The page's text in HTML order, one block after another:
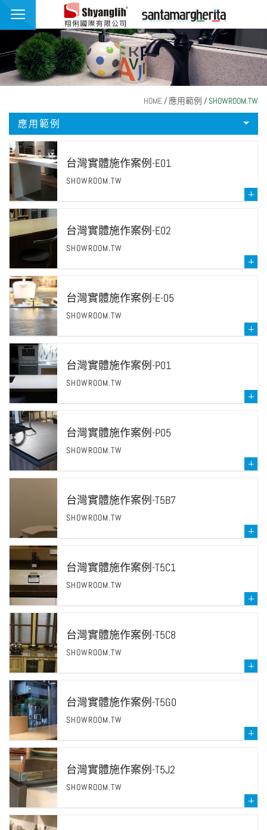
翔俐國際有限公司
品牌介紹
最新消息
產品介紹
繁體中文
HOME/ 應用範例 /SHOWROOM.TW
應用範例
台灣實體施作案例-E01
SHOWROOM.TW
台灣實體施作案例-E02
SHOWROOM.TW
台灣實體施作案例-E-05
SHOWROOM.TW
台灣實體施作案例-P01
SHOWROOM.TW
台灣實體施作案例-P05
SHOWROOM.TW
台灣實體施作案例-T5B7
SHOWROOM.TW
台灣實體施作案例-T5C1
SHOWROOM.TW
台灣實體施作案例-T5C8
SHOWROOM.TW
台灣實體施作案例-T5G0
SHOWROOM.TW
台灣實體施作案例-T5J2
SHOWROOM.TW